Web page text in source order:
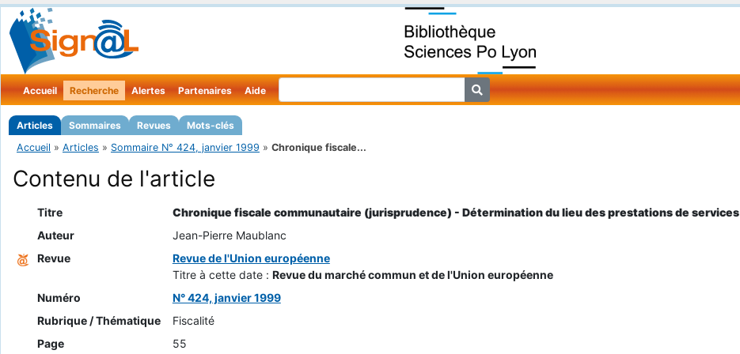
Accueil Recherche
Articles Sommaires Revues Mots-clés
Alertes Partenaires Aide
Accueil » Articles » Sommaire N° 424, janvier 1999 » Chronique fiscale...
Contenu de l'article
Titre
Chronique fiscale communautaire (jurisprudence) - Détermination du lieu des prestations de services
Auteur
Jean-Pierre Maublanc
Revue
Revue de l'Union européenne
Titre à cette date : Revue du marché commun et de l'Union européenne
Numéro
N° 424, janvier 1999
Rubrique / Thématique
Fiscalité
Page
55